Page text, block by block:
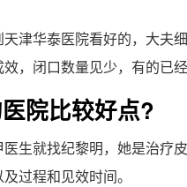
津华泰医院看好的，大夫
，闭口数量见少，有的已
院比较好点?
生就找纪黎明，她是治疗
过程和见效时间。